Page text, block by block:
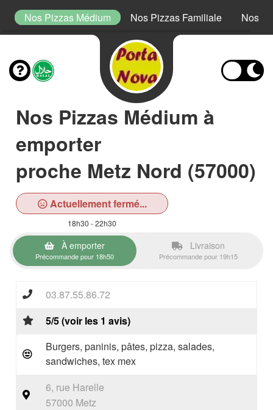
Nos Pizzas Médium Nos Pizzas Familiale Nos
Nos Pizzas Médium à
emporter
proche Metz Nord (57000)
Actuellement fermé...
18h30 - 22h30
À emporter
Précommande pour 18h50
Livraison
Précommande pour 19h15
03.87.55.86.72
5/5 (voir les 1 avis)
Burgers, paninis, pâtes, pizza, salades,
sandwiches, tex mex
6, rue Harelle
57000 Metz